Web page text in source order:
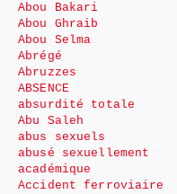
Abou Bakari
Abou Ghraib
Abou Selma
Abrégé
Abruzzes
ABSENCE
absurdité totale
Abu Saleh
abus sexuels
abusé sexuellement
académique
Accident ferroviaire